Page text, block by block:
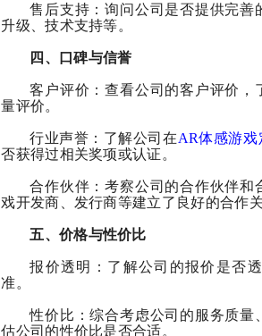
售后支持：询问公司是否提供完
升级、技术支持等。
四、口碑与信誉
客户评价：查看公司的客户评价
量评价。
行业声誉：了解公司在AR体感游戏
否获得过相关奖项或认证。
合作伙伴：考察公司的合作伙伴
戏开发商、发行商等建立了良好的合作
五、价格与性价比
报价透明：了解公司的报价是否
准。
性价比：综合考虑公司的服务质
估公司的性价比是否合适。